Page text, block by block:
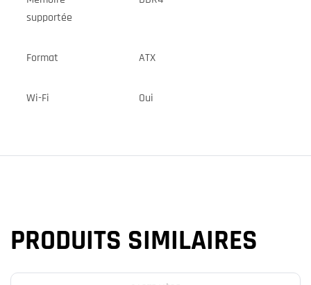
supportée
Format ATX
Wi-Fi Oui
PRODUITS SIMILAIRES